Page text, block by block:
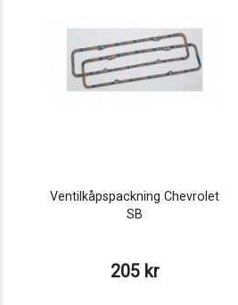
Ventilkåpspackning Chevrolet
SB
205 kr